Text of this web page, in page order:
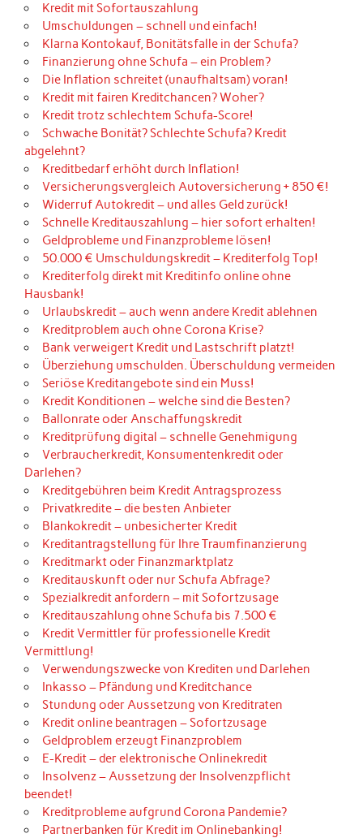
Kredit mit Sofortauszahlung
Umschuldungen – schnell und einfach!
Klarna Kontokauf, Bonitätsfalle in der Schufa?
Finanzierung ohne Schufa – ein Problem?
Die Inflation schreitet (unaufhaltsam) voran!
Kredit mit fairen Kreditchancen? Woher?
Kredit trotz schlechtem Schufa-Score!
Schwache Bonität? Schlechte Schufa? Kredit
abgelehnt?
Kreditbedarf erhöht durch Inflation!
Versicherungsvergleich Autoversicherung + 850 €!
Widerruf Autokredit – und alles Geld zurück!
Schnelle Kreditauszahlung – hier sofort erhalten!
Geldprobleme und Finanzprobleme lösen!
50.000 € Umschuldungskredit – Krediterfolg Top!
Krediterfolg direkt mit Kreditinfo online ohne
Hausbank!
Urlaubskredit – auch wenn andere Kredit ablehnen
Kreditproblem auch ohne Corona Krise?
Bank verweigert Kredit und Lastschrift platzt!
Überziehung umschulden. Überschuldung vermeiden
Seriöse Kreditangebote sind ein Muss!
Kredit Konditionen – welche sind die Besten?
Ballonrate oder Anschaffungskredit
Kreditprüfung digital – schnelle Genehmigung
Verbraucherkredit, Konsumentenkredit oder
Darlehen?
Kreditgebühren beim Kredit Antragsprozess
Privatkredite – die besten Anbieter
Blankokredit – unbesicherter Kredit
Kreditantragstellung für Ihre Traumfinanzierung
Kreditmarkt oder Finanzmarktplatz
Kreditauskunft oder nur Schufa Abfrage?
Spezialkredit anfordern – mit Sofortzusage
Kreditauszahlung ohne Schufa bis 7.500 €
Kredit Vermittler für professionelle Kredit
Vermittlung!
Verwendungszwecke von Krediten und Darlehen
Inkasso – Pfändung und Kreditchance
Stundung oder Aussetzung von Kreditraten
Kredit online beantragen – Sofortzusage
Geldproblem erzeugt Finanzproblem
E-Kredit – der elektronische Onlinekredit
Insolvenz – Aussetzung der Insolvenzpflicht
beendet!
Kreditprobleme aufgrund Corona Pandemie?
Partnerbanken für Kredit im Onlinebanking!